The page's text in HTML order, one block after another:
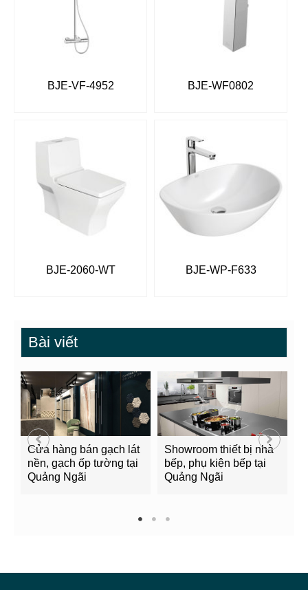
BJE-VF-4952 BJE-WF0802
BJE-2060-WT BJE-WP-F633
Bài viết
Cửa hàng bán gạch lát
nền, gạch ốp tường tại
Quảng Ngãi
Showroom thiết bị nhà
bếp, phụ kiện bếp tại
Quảng Ngãi
1 2 3